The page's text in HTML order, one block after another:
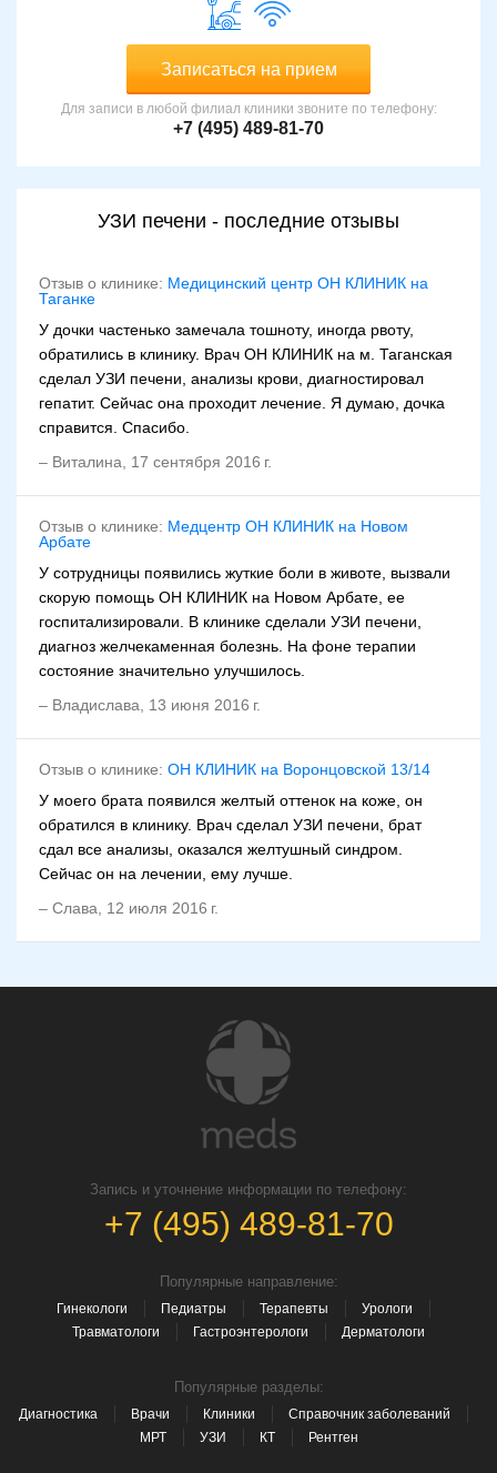
Записаться на прием
Для записи в любой филиал клиники звоните по телефону:
+7 (495) 489-81-70
УЗИ печени - последние отзывы
Отзыв о клинике: Медицинский центр ОН КЛИНИК на
Таганке
У дочки частенько замечала тошноту, иногда рвоту,
обратились в клинику. Врач ОН КЛИНИК на м. Таганская
сделал УЗИ печени, анализы крови, диагностировал
гепатит. Сейчас она проходит лечение. Я думаю, дочка
справится. Спасибо.
– Виталина 17 сентября 2016 г.
Отзыв о клинике: Медцентр ОН КЛИНИК на Новом
Арбате
У сотрудницы появились жуткие боли в животе, вызвали
скорую помощь ОН КЛИНИК на Новом Арбате, ее
госпитализировали. В клинике сделали УЗИ печени,
диагноз желчекаменная болезнь. На фоне терапии
состояние значительно улучшилось.
– Владислава 13 июня 2016 г.
Отзыв о клинике: ОН КЛИНИК на Воронцовской 13/14
У моего брата появился желтый оттенок на коже, он
обратился в клинику. Врач сделал УЗИ печени, брат
сдал все анализы, оказался желтушный синдром.
Сейчас он на лечении, ему лучше.
– Слава 12 июля 2016 г.
Запись и уточнение информации по телефону:
+7 (495) 489-81-70
Популярные направление:
Гинекологи Педиатры Терапевты
Урологи
Травматологи
Гастроэнтерологи Дерматологи
Популярные разделы:
Диагностика Врачи Клиники
Справочник заболеваний
МРТ
УЗИ КТ Рентген